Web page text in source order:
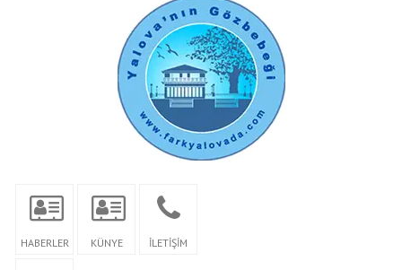
HABERLER KÜNYE İLETİŞİM